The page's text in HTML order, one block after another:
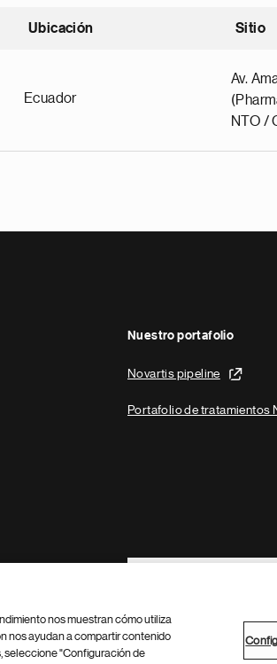
Ubicación Sitio
Ecuador
Av.
NTO /
Nuestro portafolio
Novartis pipeline
Portafolio de tratamientos
Footer Site Search
nos muestran cómo utiliza
nos ayudan a compartir contenido
seleccione "Configuración de